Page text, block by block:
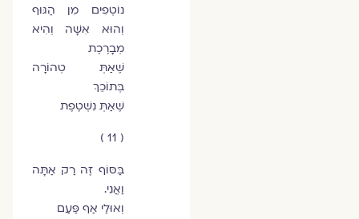
נוֹטְפִים מִן הַגּוּף
וְהוּא אִשָּׁה וְהִיא
מְבָרֶכֶת
שֶׁאַתְּ טְהוֹרָה
בְּתוֹכֵךְ
שֶׁאַתְּ נִשְׁטֶפֶת
בַּסּוֹף זֶה רַק אַתָּה
וַאֲנִי.
וְאוּלַי אַף פַּעַם